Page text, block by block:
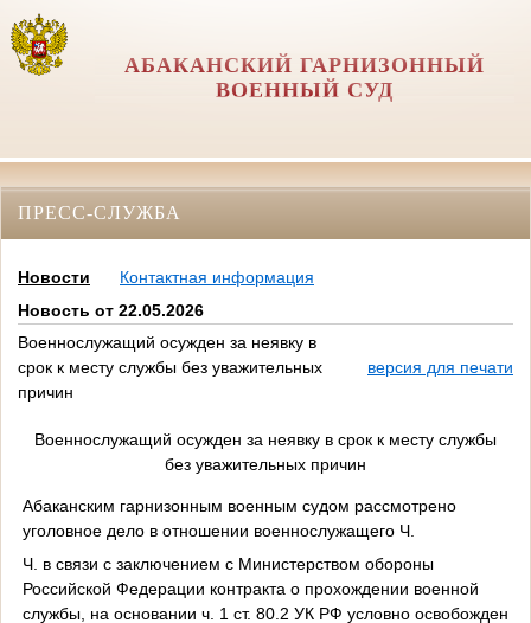
АБАКАНСКИЙ ГАРНИЗОННЫЙ
ВОЕННЫЙ СУД
ПРЕСС-СЛУЖБА
Новости
Контактная информация
Новость от 22.05.2026
Военнослужащий осужден за неявку в
срок к месту службы без уважительных
причин
версия для печати
Военнослужащий осужден за неявку в срок к месту службы
без уважительных причин
Абаканским гарнизонным военным судом рассмотрено
уголовное дело в отношении военнослужащего Ч.
Ч. в связи с заключением с Министерством обороны
Российской Федерации контракта о прохождении военной
службы, на основании ч. 1 ст. 80.2 УК РФ условно освобожден